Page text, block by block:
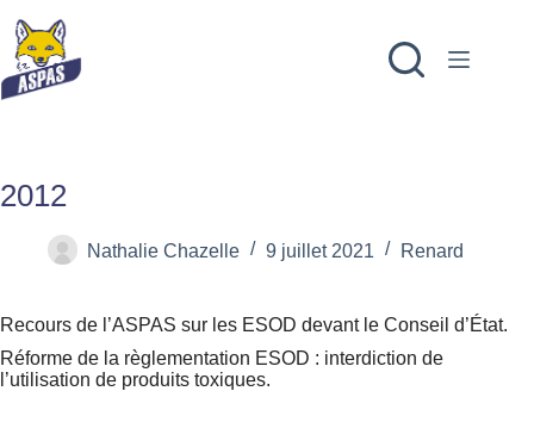
2012
Nathalie Chazelle 9 juillet 2021 Renard
Recours de l’ASPAS sur les ESOD devant le Conseil d’État.
Réforme de la règlementation ESOD : interdiction de
l’utilisation de produits toxiques.